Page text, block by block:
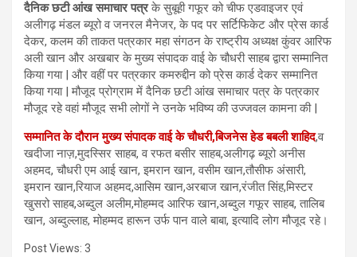
दैनिक छटी आंख समाचार पत्रके सुबूही गफूर को चीफ एडवाइजर एवं
अलीगढ़ मंडल ब्यूरो व जनरल मैनेजर, के पद पर सर्टिफिकेट और प्रेस कार्ड
देकर, कलम की ताकत पत्रकार महा संगठन के राष्ट्रीय अध्यक्ष कुंवर आरिफ
अली खान और अखबार के मुख्य संपादक वाई के चौधरी साहब द्वारा सम्मानित
किया गया | और वहीं पर पत्रकार कमरुद्दीन को प्रेस कार्ड देकर सम्मानित
किया गया | मौजूद प्रोग्राम में दैनिक छटी आंख समाचार पत्र के पत्रकार
मौजूद रहे वहां मौजूद सभी लोगों ने उनके भविष्य की उज्जवल कामना की |
सम्मानित के दौरान मुख्य संपादक वाई के चौधरी,बिजनेस हेड बबली शाहिद,व
खदीजा नाज़,मुदस्सिर साहब, व रफत बसीर साहब,अलीगढ़ ब्यूरो अनीस
अहमद, चौधरी एम आई खान, इमरान खान, वसीम खान,तौसीफ अंसारी,
इमरान खान,रियाज अहमद,आसिम खान,अरबाज खान,रंजीत सिंह,मिस्टर
खुसरो साहब,अब्दुल अलीम,मोहम्मद आरिफ खान,अब्दुल गफूर साहब, तालिब
खान, अब्दुल्लाह, मोहम्मद हारून उर्फ पान वाले बाबा, इत्यादि लोग मौजूद रहे।
Post Views: 3